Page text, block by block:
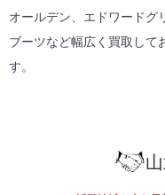
オールデン、エドワードグ
ブーツなど幅広く買取して
す。